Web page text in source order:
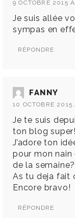
9 OCTOBRE 2015
Je suis allée
sympas en
RÉPONDRE
FANNY
10 OCTOBRE 2015
Je te suis
ton blog
J’adore ton
pour mon nain
de la
As tu deja fait
Encore bravo!
RÉPONDRE